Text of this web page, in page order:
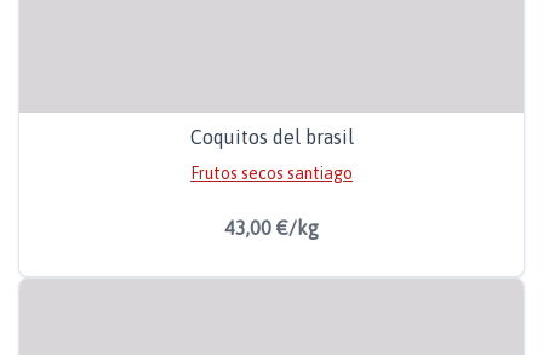
Coquitos del brasil
Frutos secos santiago
43,00 €/kg